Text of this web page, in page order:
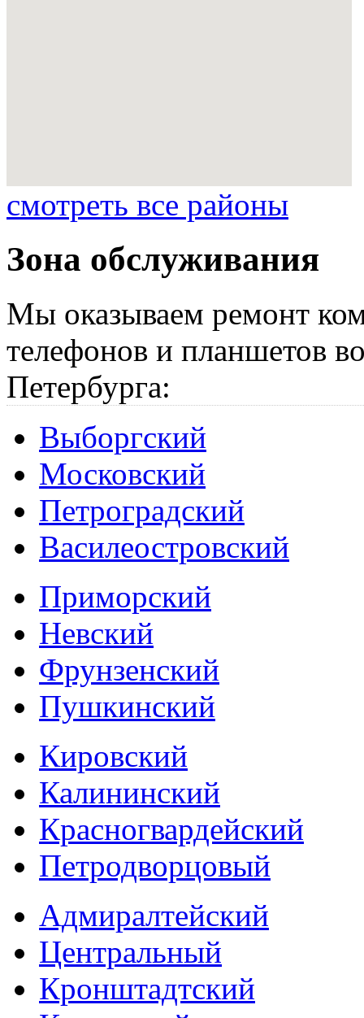
смотреть все районы
Зона обслуживания
Мы оказываем ремонт
телефонов и планшетов
Петербурга:
Выборгский
Московский
Петроградский
Василеостровский
Приморский
Невский
Фрунзенский
Пушкинский
Кировский
Калининский
Красногвардейский
Петродворцовый
Адмиралтейский
Центральный
Кронштадтский